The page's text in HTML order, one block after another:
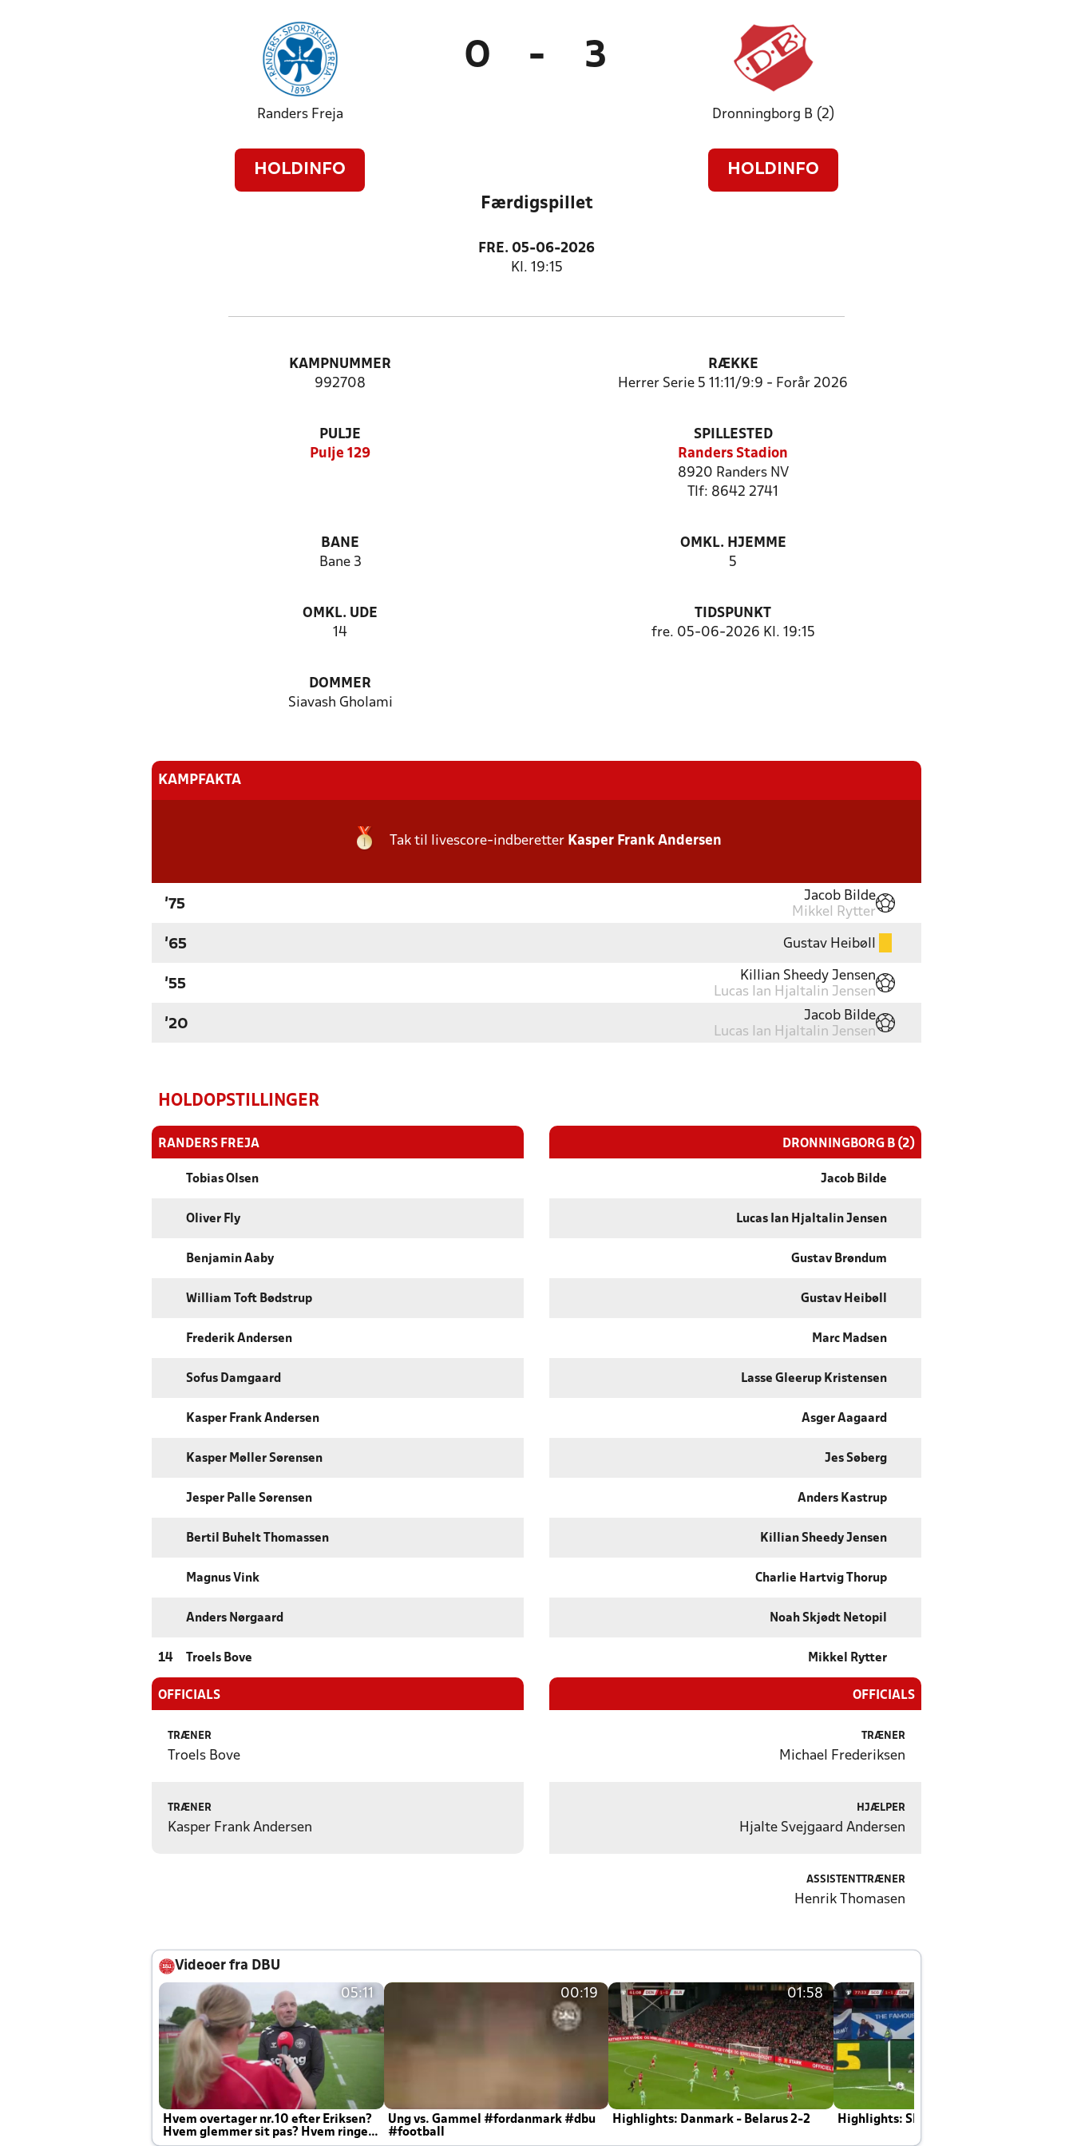
Randers Freja
HOLDINFO
0 - 3
Dronningborg B (2)
HOLDINFO
Færdigspillet
FRE. 05-06-2026
Kl. 19:15
KAMPNUMMER
992708
RÆKKE
Herrer Serie 5 11:11/9:9 - Forår 2026
PULJE
Pulje 129
SPILLESTED
Randers Stadion
8920 Randers NV
Tlf: 8642 2741
BANE
Bane 3
OMKL. HJEMME
5
OMKL. UDE
14
TIDSPUNKT
fre. 05-06-2026 Kl. 19:15
DOMMER
Siavash Gholami
KAMPFAKTA
Tak til livescore-indberetter Kasper Frank Andersen
'75
Jacob Bilde
Mikkel Rytter
'65 Gustav Heibøll
'55
Killian Sheedy Jensen
Lucas Ian Hjaltalin Jensen
'20
Jacob Bilde
Lucas Ian Hjaltalin Jensen
HOLDOPSTILLINGER
RANDERS FREJA
Tobias Olsen
Oliver Fly
Benjamin Aaby
William Toft Bødstrup
Frederik Andersen
Sofus Damgaard
Kasper Frank Andersen
Kasper Møller Sørensen
Jesper Palle Sørensen
Bertil Buhelt Thomassen
Magnus Vink
Anders Nørgaard
14 Troels Bove
OFFICIALS
TRÆNER
Troels Bove
TRÆNER
Kasper Frank Andersen
DRONNINGBORG B (2)
Jacob Bilde
Lucas Ian Hjaltalin Jensen
Gustav Brøndum
Gustav Heibøll
Marc Madsen
Lasse Gleerup Kristensen
Asger Aagaard
Jes Søberg
Anders Kastrup
Killian Sheedy Jensen
Charlie Hartvig Thorup
Noah Skjødt Netopil
Mikkel Rytter
OFFICIALS
TRÆNER
Michael Frederiksen
HJÆLPER
Hjalte Svejgaard Andersen
ASSISTENTTRÆNER
Henrik Thomasen
Videoer fra DBU
05:11
Hvem overtager nr.10 efter Eriksen?
Hvem glemmer sit pas? Hvem ringer
00:19
Ung vs. Gammel #fordanmark #dbu
#football
01:58
Highlights: Danmark - Belarus 2-2 Highlights: Skotland - Danmark 4-2